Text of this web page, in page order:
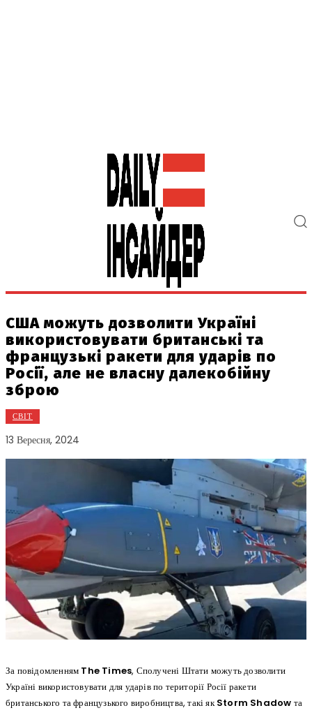
США можуть дозволити Україні
використовувати британські та
французькі ракети для ударів по
Росії, але не власну далекобійну
зброю
СВІТ
13 Вересня, 2024
За повідомленням The Times, Сполучені Штати можуть дозволити
Україні використовувати для ударів по території Росії ракети
британського та французького виробництва, такі якStorm Shadow та